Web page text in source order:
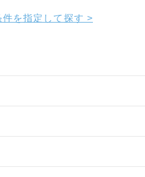
を指定して探す >